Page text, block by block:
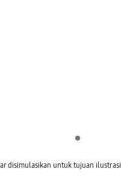
disimulasikan untuk tujuan ilustrasi.